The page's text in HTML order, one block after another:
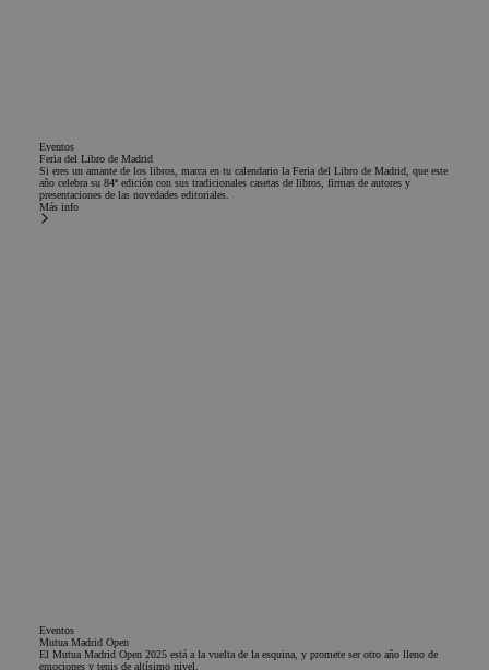
Eventos
Feria del Libro de Madrid
Si eres un amante de los libros, marca en tu calendario la Feria del Libro de Madrid, que este
año celebra su 84ª edición con sus tradicionales casetas de libros, firmas de autores y
presentaciones de las novedades editoriales.
Más info
Eventos
Mutua Madrid Open
El Mutua Madrid Open 2025 está a la vuelta de la esquina, y promete ser otro año lleno de
emociones y tenis de altísimo nivel.